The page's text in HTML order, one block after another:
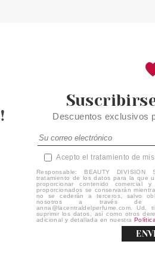
Descuentos exclusivos
Acepto el tratamiento de
Responsable: BEAUTY
tratamiento de los datos para la que
proporcionar contenido comercial
proporcionados se conservarán
no se cederán a terceros, salvo
nosotros a través de
anna@lacentraldelperfume.com.
suprimir los datos, así como otros
adicional y detallada en nuestra